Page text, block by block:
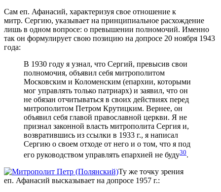
Сам еп. Афанасий, характеризуя свое отношение к
митр. Сергию, указывает на принципиальное расхождение
лишь в одном вопросе: о превышении полномочий. Именно
так он формулирует свою позицию на допросе 20 ноября 1943
года:
В 1930 году я узнал, что Сергий, превысив свои
полномочия, объявил себя митрополитом
Московским и Коломенским (епархии, которыми
мог управлять только патриарх) и заявил, что он
не обязан отчитываться в своих действиях перед
митрополитом Петром Крутицким. Вернее, он
объявил себя главой православной церкви. Я не
признал законной власть митрополита Сергия и,
возвратившись из ссылки в 1933 г., я написал
Сергию о своем отходе от него и о том, что я под
его руководством управлять епархией не буду30.
Ту же точку зрения
еп. Афанасий высказывает на допросе 1957 г.: